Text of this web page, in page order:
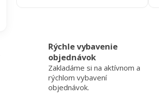
Rýchle vybavenie
objednávok
Zakladáme si na aktívnom a
rýchlom vybavení
objednávok.